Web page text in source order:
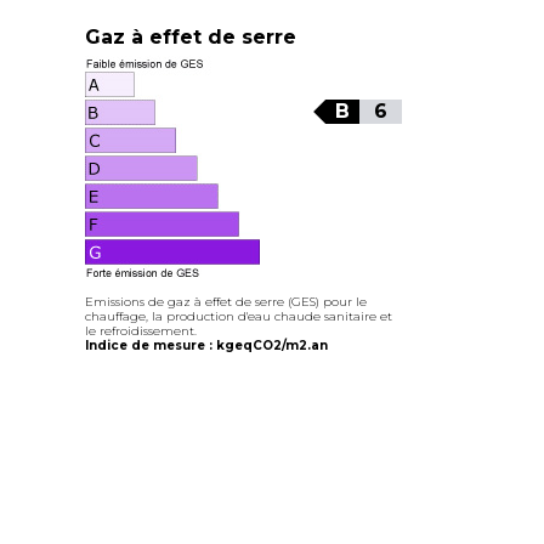
Gaz à effet de serre
6
B
Emissions de gaz à effet de serre (GES) pour le
chauffage, la production d'eau chaude sanitaire et
le refroidissement.
Indice de mesure : kgeqCO2/m2.an